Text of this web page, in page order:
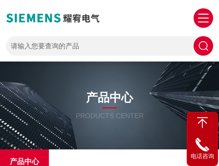
产品中心
PRODUCTS CENTER
产品中心
电话咨询